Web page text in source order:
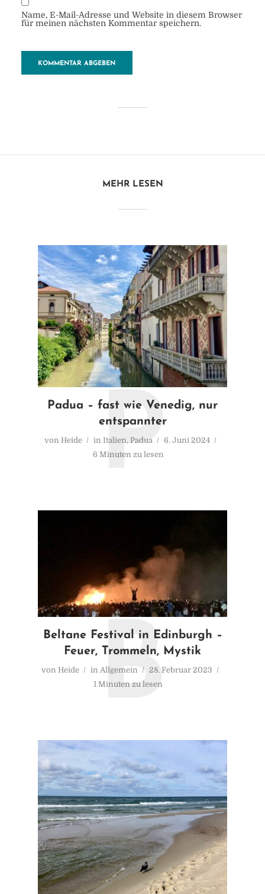
unruhiges-meer
Name, E-Mail-Adresse und Website in diesem Browser
für meinen nächsten Kommentar speichern.
MEHR LESEN
Padua – fast wie Venedig, nur
entspannter
von Heide in Italien, Padua
6. Juni 2024
6 Minuten zu lesen
P
Beltane Festival in Edinburgh –
Feuer, Trommeln, Mystik
von Heide in Allgemein
28. Februar 2023
1 Minuten zu lesen
B